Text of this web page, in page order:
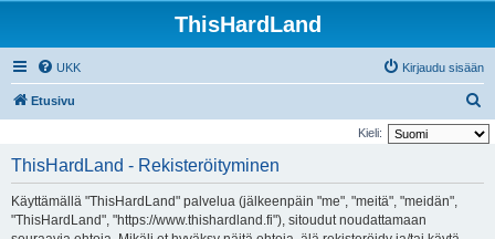
ThisHardLand
UKK Kirjaudu sisään
Etusivu
t
Kieli:
ThisHardLand - Rekisteröityminen
Käyttämällä "ThisHardLand" palvelua (jälkeenpäin "me", "meitä", "meidän",
"ThisHardLand", "https://www.thishardland.fi"), sitoudut noudattamaan